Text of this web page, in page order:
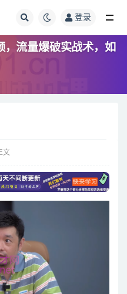
登录
，流量爆破实战术，如
文